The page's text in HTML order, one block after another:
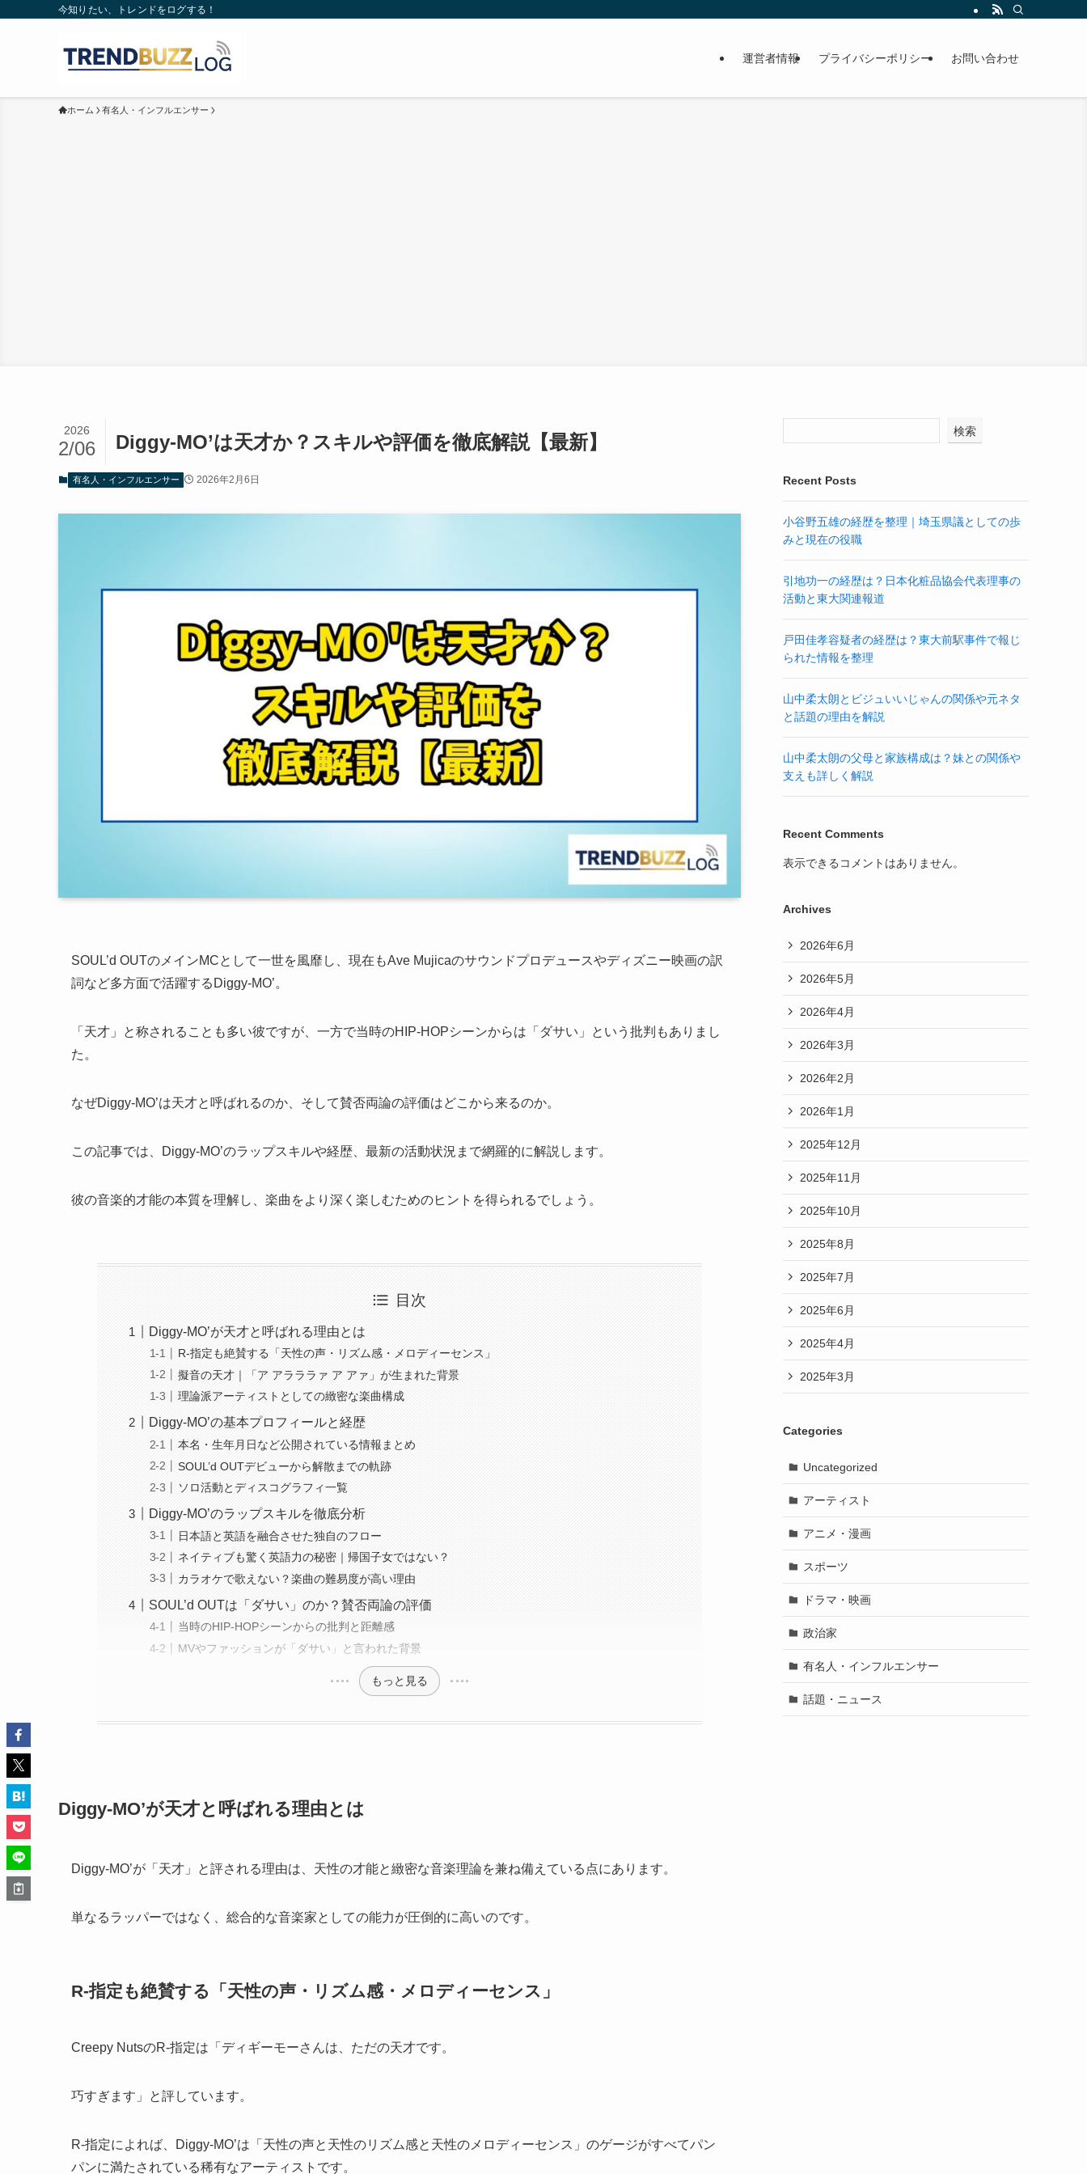
今知りたい、トレンドをログする！
運営者情報 プライバシーポリシー お問い合わせ
ホーム 有名人・インフルエンサー
Diggy-MO’は天才か？スキルや評価を徹底解説【最新】
2026
2/06
有名人・インフルエンサー 2026年2月6日
SOUL’d OUTのメインMCとして一世を風靡し、現在もAve Mujicaのサウンドプロデュースやディズニー映画の訳
詞など多方面で活躍するDiggy-MO’。
「天才」と称されることも多い彼ですが、一方で当時のHIP-HOPシーンからは「ダサい」という批判もありまし
た。
なぜDiggy-MO’は天才と呼ばれるのか、そして賛否両論の評価はどこから来るのか。
この記事では、Diggy-MO’のラップスキルや経歴、最新の活動状況まで網羅的に解説します。
彼の音楽的才能の本質を理解し、楽曲をより深く楽しむためのヒントを得られるでしょう。
目次
Diggy-MO’が天才と呼ばれる理由とは
R-指定も絶賛する「天性の声・リズム感・メロディーセンス」
擬音の天才｜「ア アラララァ ア アァ」が生まれた背景
理論派アーティストとしての緻密な楽曲構成
Diggy-MO’の基本プロフィールと経歴
本名・生年月日など公開されている情報まとめ
SOUL’d OUTデビューから解散までの軌跡
ソロ活動とディスコグラフィ一覧
Diggy-MO’のラップスキルを徹底分析
日本語と英語を融合させた独自のフロー
ネイティブも驚く英語力の秘密｜帰国子女ではない？
カラオケで歌えない？楽曲の難易度が高い理由
SOUL’d OUTは「ダサい」のか？賛否両論の評価
当時のHIP-HOPシーンからの批判と距離感
MVやファッションが「ダサい」と言われた背景
もっと見る
Diggy-MO’が天才と呼ばれる理由とは
Diggy-MO’が「天才」と評される理由は、天性の才能と緻密な音楽理論を兼ね備えている点にあります。
単なるラッパーではなく、総合的な音楽家としての能力が圧倒的に高いのです。
R-指定も絶賛する「天性の声・リズム感・メロディーセンス」
Creepy NutsのR-指定は「ディギーモーさんは、ただの天才です。
巧すぎます」と評しています。
R-指定によれば、Diggy-MO’は「天性の声と天性のリズム感と天性のメロディーセンス」のゲージがすべてパン
パンに満たされている稀有なアーティストです。
検索
Recent Posts
小谷野五雄の経歴を整理｜埼玉県議としての歩
みと現在の役職
引地功一の経歴は？日本化粧品協会代表理事の
活動と東大関連報道
戸田佳孝容疑者の経歴は？東大前駅事件で報じ
られた情報を整理
山中柔太朗とビジュいいじゃんの関係や元ネタ
と話題の理由を解説
山中柔太朗の父母と家族構成は？妹との関係や
支えも詳しく解説
Recent Comments
表示できるコメントはありません。
Archives
2026年6月
2026年5月
2026年4月
2026年3月
2026年2月
2026年1月
2025年12月
2025年11月
2025年10月
2025年8月
2025年7月
2025年6月
2025年4月
2025年3月
Categories
Uncategorized
アーティスト
アニメ・漫画
スポーツ
ドラマ・映画
政治家
有名人・インフルエンサー
話題・ニュース